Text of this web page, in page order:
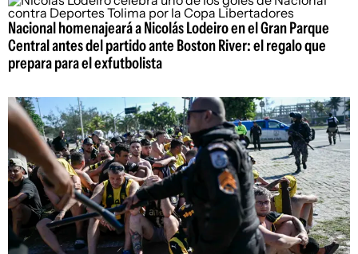
Nacional homenajeará a Nicolás Lodeiro en el Gran Parque
Central antes del partido ante Boston River: el regalo que
prepara para el exfutbolista